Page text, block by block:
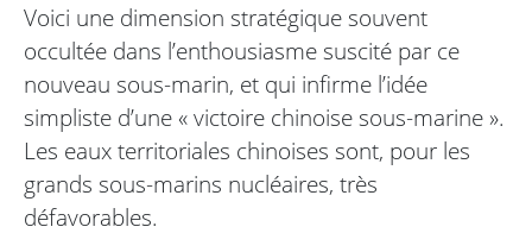
Voici une dimension stratégique souvent
occultée dans l’enthousiasme suscité par ce
nouveau sous-marin, et qui infirme l’idée
simpliste d’une « victoire chinoise sous-marine ».
Les eaux territoriales chinoises sont, pour les
grands sous-marins nucléaires, très
défavorables.